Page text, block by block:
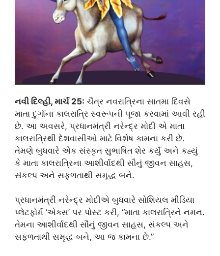
નવી દિલ્હી, માર્ચ 25: ચૈત્ર નવરાત્રિના સાતમા દિવસે
માતા દુર્ગાના કાલરાત્રિ સ્વરૂપની પૂજા કરવામાં આવી રહી
છે. આ અવસરે, પ્રધાનમંત્રી નરેન્દ્ર મોદી એ માતા
કાલરાત્રિથી દેશવાસીઓ માટે વિશેષ કામના કરી છે.
તેમણે બુધવારે એક સંસ્કૃત સુભાષિત શેર કર્યું અને કહ્યું
કે માતા કાલરાત્રિના આશીર્વાદથી સૌનું જીવન સાહસ,
સંકલ્પ અને સફળતાથી સમૃદ્ધ બને.
પ્રધાનમંત્રી નરેન્દ્ર મોદીએ બુધવારે સોશિયલ મીડિયા
પ્લેટફોર્મ ‘એક્સ’ પર પોસ્ટ કરી, “માતા કાલરાત્રિને નમન.
તેમના આશીર્વાદથી સૌનું જીવન સાહસ, સંકલ્પ અને
સફળતાથી સમૃદ્ધ બને, આ જ કામના છે.”